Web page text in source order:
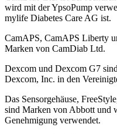
wird mit der YpsoPump
mylife Diabetes Care AG ist.
CamAPS, CamAPS Liberty
Marken von CamDiab Ltd.
Dexcom und Dexcom G7
Dexcom, Inc. in den
Das Sensorgehäuse,
sind Marken von Abbott und
Genehmigung verwendet.